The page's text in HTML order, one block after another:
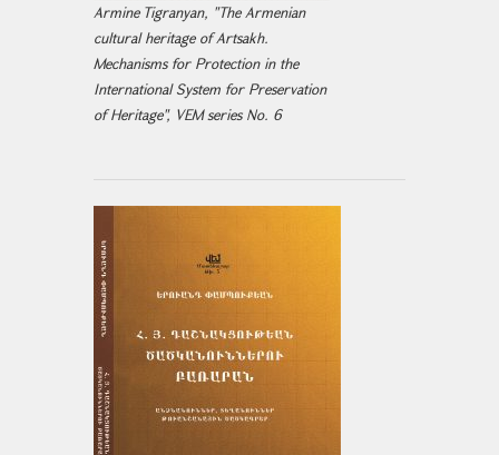
Armine Tigranyan, "The Armenian
cultural heritage of Artsakh.
Mechanisms for Protection in the
International System for Preservation
of Heritage", VEM series No. 6